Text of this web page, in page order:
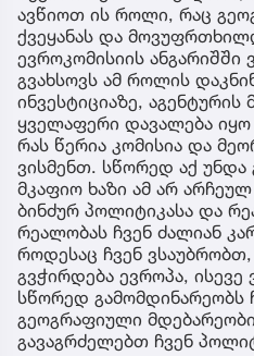
ავწიოთ ის როლი, რაც
ქვეყანას და
ევროკომისიის ანგარიშში
გვახსოვს ამ როლის
ინვესტიციაზე,
ყველაფერი დავალება
რას წერია კომისია და
ვისმენთ. სწორედ აქ
მკაფიო ხაზი ამ არ
ბინძურ პოლიტიკასა და
რეალობას ჩვენ ძალიან
როდესაც ჩვენ
გვჭირდება ევროპა,
სწორედ გამომდინარეობს
გეოგრაფიული
გავაგრძელებთ ჩვენ